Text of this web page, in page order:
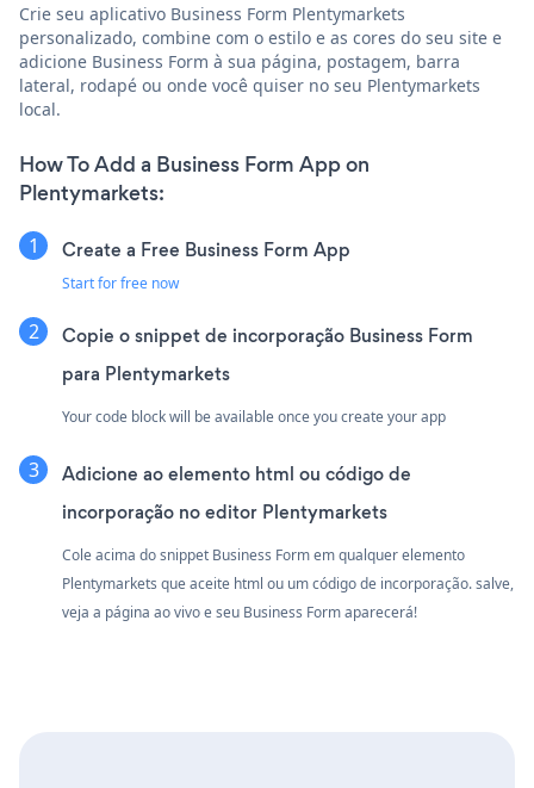
Crie seu aplicativo Business Form Plentymarkets
personalizado, combine com o estilo e as cores do seu site e
adicione Business Form à sua página, postagem, barra
lateral, rodapé ou onde você quiser no seu Plentymarkets
local.
How To Add a Business Form App on
Plentymarkets:
Create a Free Business Form App
Start for free now
Copie o snippet de incorporação Business Form
para Plentymarkets
Your code block will be available once you create your app
Adicione ao elemento html ou código de
incorporação no editor Plentymarkets
Cole acima do snippet Business Form em qualquer elemento
Plentymarkets que aceite html ou um código de incorporação. salve,
veja a página ao vivo e seu Business Form aparecerá!